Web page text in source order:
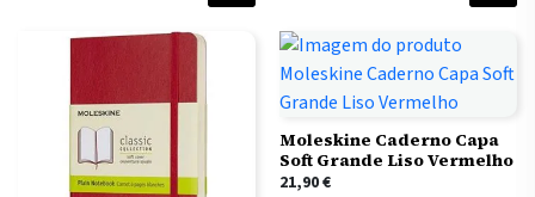
Moleskine Caderno Capa
Soft Grande Liso Vermelho
21,90€